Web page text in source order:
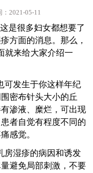
：2021-05-11
是很多妇女都想要了
方面的消息。那么，
就来给大家介绍一
可发生于你这样年纪
密布针头大小的丘
渗液、糜烂，可出现
者自觉有程度不同的
感觉。
房湿疹的病因和诱发
避免局部刺激，不要